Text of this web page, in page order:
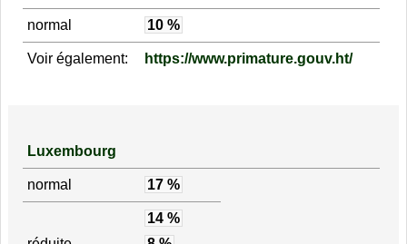
normal 10 %
Voir également: https://www.primature.gouv.ht/
Luxembourg
normal 17 %
14 %